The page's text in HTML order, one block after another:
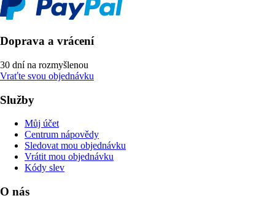
Doprava a vrácení
30 dní na rozmyšlenou
Vraťte svou objednávku
Služby
Můj účet
Centrum nápovědy
Sledovat mou objednávku
Vrátit mou objednávku
Kódy slev
O nás